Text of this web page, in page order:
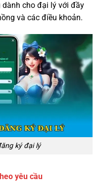
dành cho đại lý với đầy
và các điều khoản.
ký đại lý
yêu cầu